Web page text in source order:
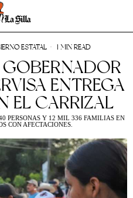
ESTATAL 1 MIN READ
GOBERNADOR
ENTREGA
EL CARRIZAL
PERSONAS Y 12 MIL 336 FAMILIAS EN
CON AFECTACIONES.